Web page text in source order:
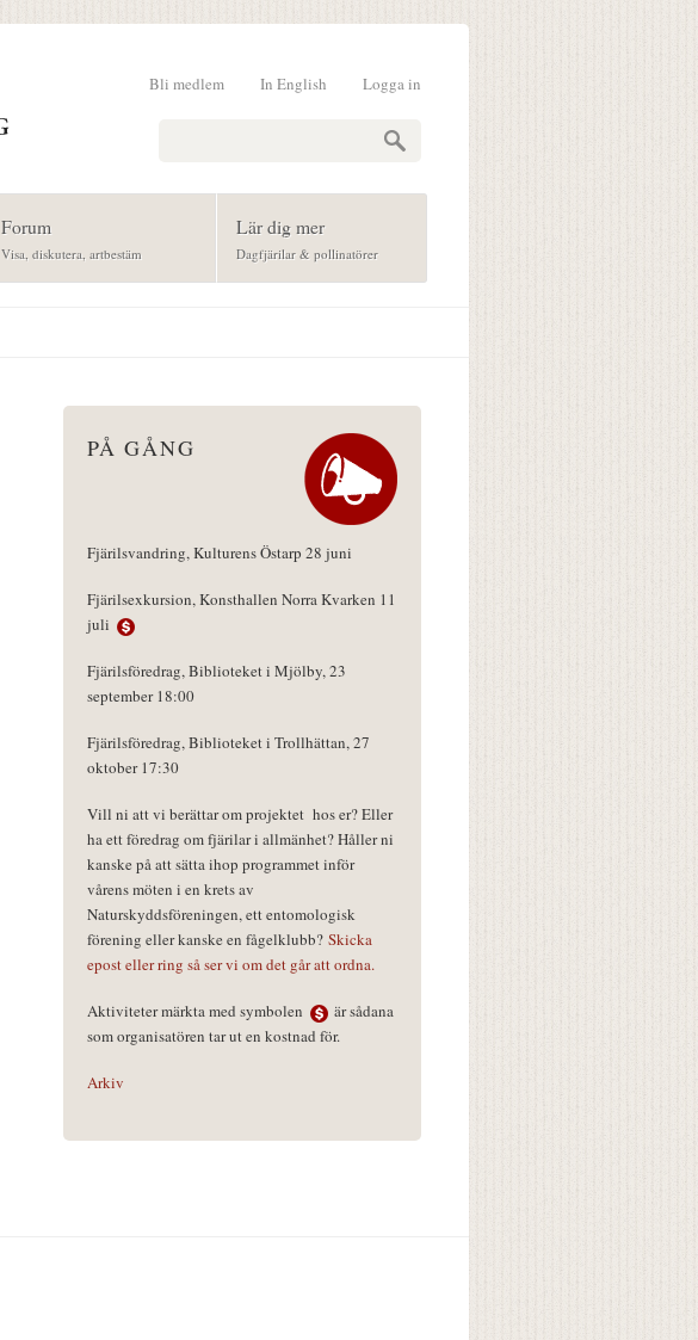
Logga in
In English
Bli medlem
Forum
Visa, diskutera, artbestäm
Lär dig mer
Dagfjärilar & pollinatörer
PÅ GÅNG
Fjärilsvandring, Kulturens Östarp 28 juni
Fjärilsexkursion, Konsthallen Norra Kvarken 11
juli
Fjärilsföredrag, Biblioteket i Mjölby, 23
september 18:00
Fjärilsföredrag, Biblioteket i Trollhättan, 27
oktober 17:30
Vill ni att vi berättar om projektet hos er? Eller
ha ett föredrag om fjärilar i allmänhet? Håller ni
kanske på att sätta ihop programmet inför
vårens möten i en krets av
Naturskyddsföreningen, ett entomologisk
förening eller kanske en fågelklubb? Skicka
epost eller ring så ser vi om det går att ordna.
Aktiviteter märkta med symbolen
är sådana
som organisatören tar ut en kostnad för.
Arkiv